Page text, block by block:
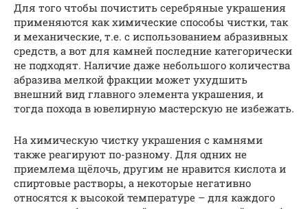
Для того чтобы почистить серебряные украшения
применяются как химические способы чистки, так
и механические, т.е. с использованием абразивных
средств, а вот для камней последние категорически
не подходят. Наличие даже небольшого количества
абразива мелкой фракции может ухудшить
внешний вид главного элемента украшения, и
тогда похода в ювелирную мастерскую не избежать.
На химическую чистку украшения с камнями
также реагируют по-разному. Для одних не
приемлема щёлочь, другим не нравится кислота и
спиртовые растворы, а некоторые негативно
относятся к высокой температуре – для каждого